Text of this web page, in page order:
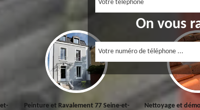
On vous
Peinture et Ravalement 77 Seine-et-
Nettoyage et